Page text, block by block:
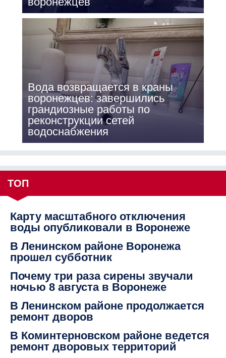
Вода возвращается в краны
воронежцев: завершились
грандиозные работы по
реконструкции сетей
водоснабжения
ТОП
Карту масштабного отключения
воды опубликовали в Воронеже
В Ленинском районе Воронежа
прошел субботник
Почему три раза сирены звучали
ночью 8 августа в Воронеже
В Ленинском районе продолжается
ремонт дворов
В Коминтерновском районе ведется
ремонт дворовых территорий